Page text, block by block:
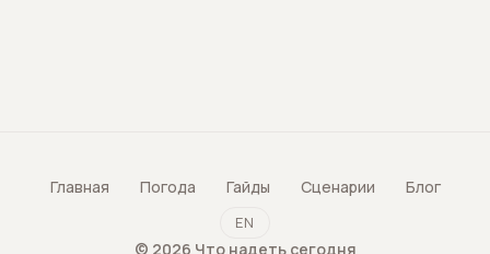
Главная Погода Гайды Сценарии Блог
EN
© 2026 Что надеть сегодня